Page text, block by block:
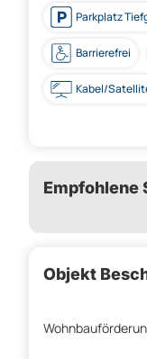
Parkplatz
Barrierefrei
Kabel/
Empfohlene
Objekt